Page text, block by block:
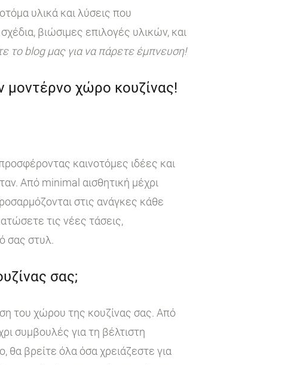
υλικά και λύσεις που
βιώσιμες επιλογές υλικών, και
το blog μας για να πάρετε έμπνευση!
μοντέρνο χώρο κουζίνας!
καινοτόμες ιδέες και
Από minimal αισθητική μέχρι
στις ανάγκες κάθε
τις νέες τάσεις,
σας στυλ.
σας;
του χώρου της κουζίνας σας. Από
συμβουλές για τη βέλτιστη
βρείτε όλα όσα χρειάζεστε για